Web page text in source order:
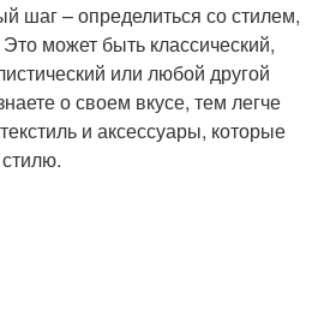
шаг – определиться со стилем,
может быть классический,
или любой другой
о своем вкусе, тем легче
и аксессуары, которые